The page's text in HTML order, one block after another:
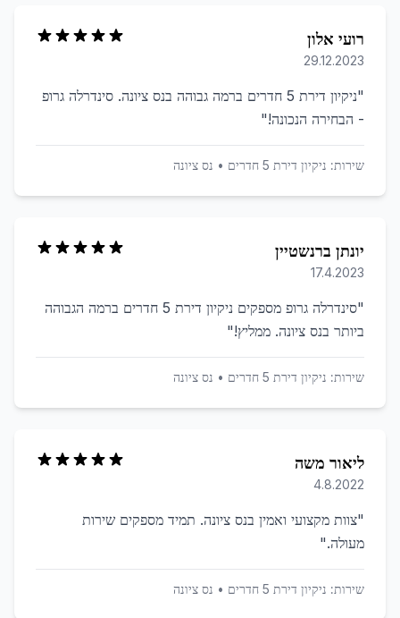
רועי אלון
29.12.2023
"
ניקיון דירת 5 חדרים ברמה גבוהה בנס ציונה. סינדרלה גרופ
- הבחירה הנכונה!"
שירות: ניקיון דירת 5 חדרים • נס ציונה
יונתן ברנשטיין
17.4.2023
"
סינדרלה גרופ מספקים ניקיון דירת 5 חדרים ברמה הגבוהה
ביותר בנס ציונה. ממליץ!"
שירות: ניקיון דירת 5 חדרים • נס ציונה
ליאור משה
4.8.2022
"צוות מקצועי ואמין בנס ציונה. תמיד מספקים שירות
מעולה."
שירות: ניקיון דירת 5 חדרים • נס ציונה